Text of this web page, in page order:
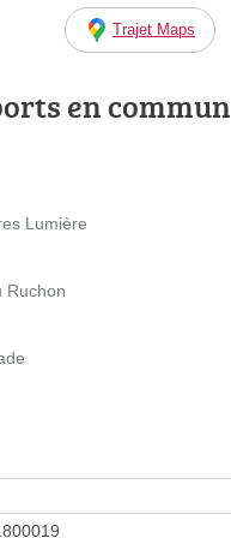
Trajet Maps
en commun
Lumière
Ruchon